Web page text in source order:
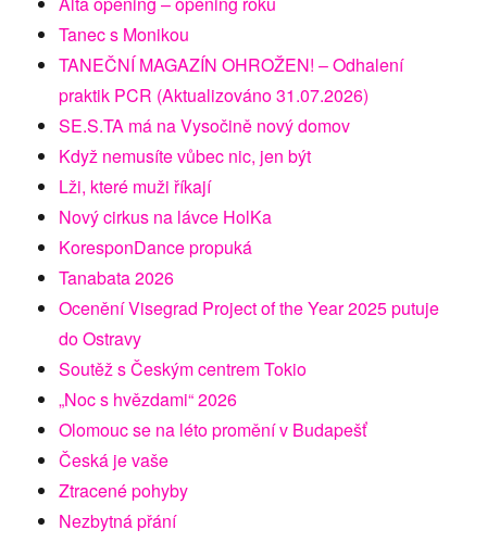
Tanec s Monikou
TANEČNÍ MAGAZÍN OHROŽEN! – Odhalení
praktik PCR (Aktualizováno 31.07.2026)
SE.S.TA má na Vysočině nový domov
Když nemusíte vůbec nic, jen být
Lži, které muži říkají
Nový cirkus na lávce HolKa
KoresponDance propuká
Tanabata 2026
Ocenění Visegrad Project of the Year 2025 putuje
do Ostravy
Soutěž s Českým centrem Tokio
„Noc s hvězdami“ 2026
Olomouc se na léto promění v Budapešť
Česká je vaše
Ztracené pohyby
Nezbytná přání